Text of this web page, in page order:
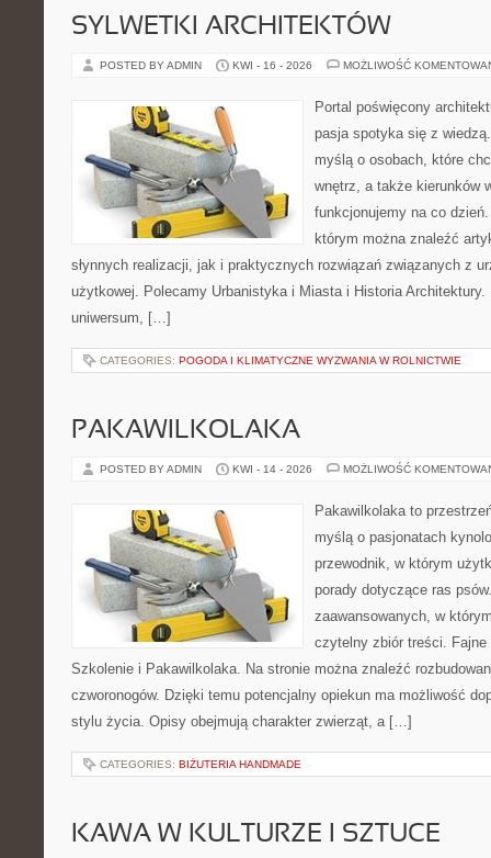
SYLWETKI ARCHITEKTÓW
POSTED BY ADMIN KWI - 16 - 2026 MOŻLIWOŚĆ
Portal poświęcony
pasja spotyka się z
myślą o osobach, które
wnętrz, a także kierunków
funkcjonujemy na co
którym można znaleźć
słynnych realizacji, jak i praktycznych rozwiązań związanych z
użytkowej. Polecamy Urbanistyka i Miasta i Historia
uniwersum, […]
CATEGORIES: POGODA I KLIMATYCZNE WYZWANIA W ROLNICTWIE
PAKAWILKOLAKA
POSTED BY ADMIN KWI - 14 - 2026 MOŻLIWOŚĆ
Pakawilkolaka to
myślą o pasjonatach
przewodnik, w którym
porady dotyczące ras
zaawansowanych, w
czytelny zbiór treści.
Szkolenie i Pakawilkolaka. Na stronie można znaleźć
czworonogów. Dzięki temu potencjalny opiekun ma możliwość
stylu życia. Opisy obejmują charakter zwierząt, a […]
CATEGORIES: BIŻUTERIA HANDMADE
KAWA W KULTURZE I SZTUCE